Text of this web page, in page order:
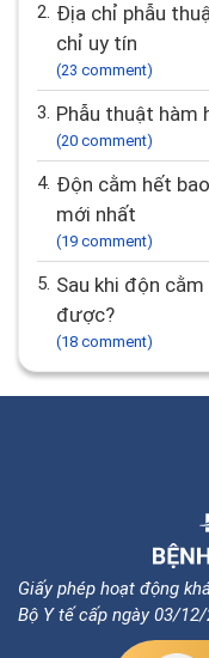
2. Địa chỉ phẫu thuật hàm hô ở đâu tốt? Gợi ý 5 địa
chỉ uy tín
(23 comment)
3. Phẫu thuật
(20 comment)
4. Độn cằm hết bao nhiêu tiền? Cập nhật bảng giá
mới nhất
(19 comment)
5. Sau khi độn cằm bao lâu thì có thể đánh răng
được?
(18 comment)
Giấy phép hoạt động
Bộ Y tế cấp ngày 03/